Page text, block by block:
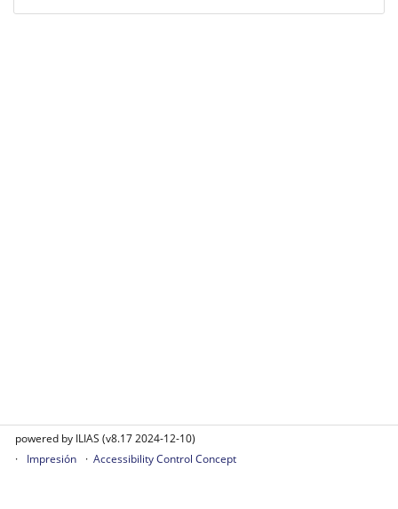
powered by ILIAS (v8.17 2024-12-10)
Impresión
Accessibility Control Concept